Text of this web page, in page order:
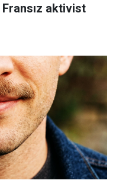
aktivist